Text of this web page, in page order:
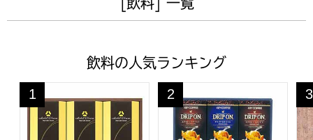
[飲料] 一覧
飲料の人気ランキング
ホテルオークラドリップコーヒー[MHO-CZ]【贈りものカ
1
位
キーコーヒー ドリップオン
2
位 3
位